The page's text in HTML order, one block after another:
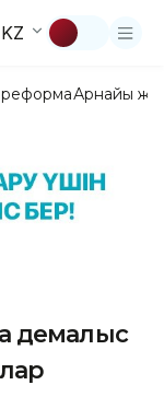
KZ
реформаАрнайы
демалыс